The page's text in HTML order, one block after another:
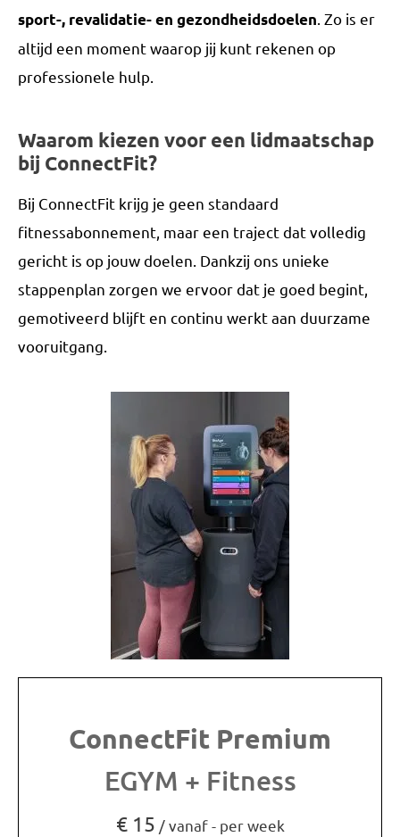
sport-, revalidatie- en gezondheidsdoelen . Zo is er
altijd een moment waarop jij kunt rekenen op
professionele hulp.
Waarom kiezen voor een lidmaatschap
bij ConnectFit?
Bij ConnectFit krijg je geen standaard
fitnessabonnement, maar een traject dat volledig
gericht is op jouw doelen. Dankzij ons unieke
stappenplan zorgen we ervoor dat je goed begint,
gemotiveerd blijft en continu werkt aan duurzame
vooruitgang.
ConnectFit Premium
EGYM + Fitness
€ 15 / vanaf - per week